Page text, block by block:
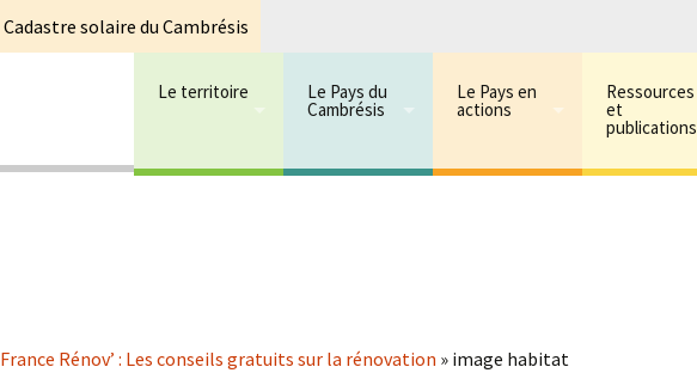
Cadastre solaire du Cambrésis
Le territoire Le Pays du
Cambrésis
Le Pays en
actions
Ressources
et
publications
France Rénov’ : Les conseils gratuits sur la rénovation » image habitat